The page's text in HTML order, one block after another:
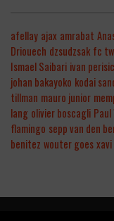
afellay ajax amrabat
Driouech dzsudzsak fc
Ismael Saibari ivan perisic
johan bakayoko kodai
tillman mauro junior
lang olivier boscagli Paul
flamingo sepp van den
benitez wouter goes